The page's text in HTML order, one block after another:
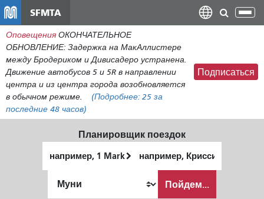
содержанию
SFMTA
Оповещения ОКОНЧАТЕЛЬНОЕ
ОБНОВЛЕНИЕ: Задержка на МакАллистере
между Бродериком и Дивисадеро устранена.
Движение автобусов 5 и 5R в направлении
центра и из центра города возобновляется
в обычном режиме.
(Подробнее: 25 за
последние 48 часов)
Подписаться
Планировщик поездок
местоположение
окончания
Пойдем...